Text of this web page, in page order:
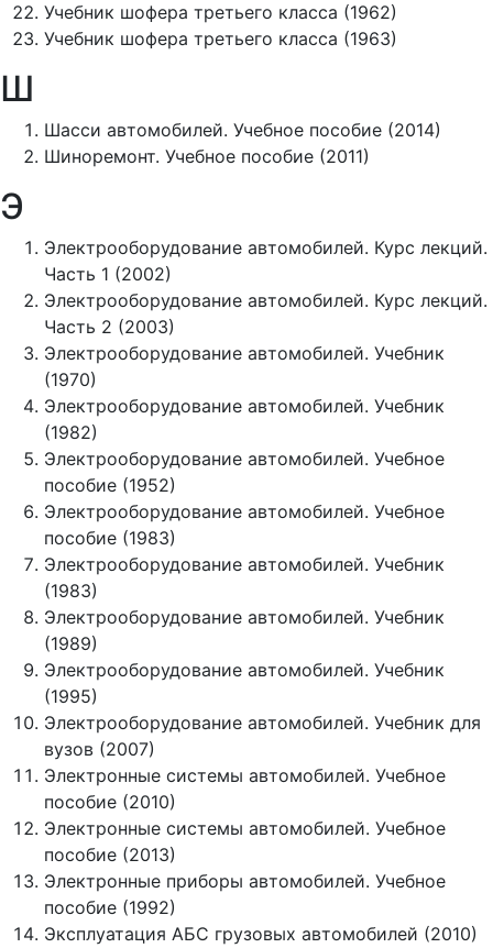
Учебник шофера третьего класса (1962)
Учебник шофера третьего класса (1963)
Ш
Шасси автомобилей. Учебное пособие (2014)
Шиноремонт. Учебное пособие (2011)
Э
Электрооборудование автомобилей. Курс лекций.
Часть 1 (2002)
Электрооборудование автомобилей. Курс лекций.
Часть 2 (2003)
Электрооборудование автомобилей. Учебник
(1970)
Электрооборудование автомобилей. Учебник
(1982)
Электрооборудование автомобилей. Учебное
пособие (1952)
Электрооборудование автомобилей. Учебное
пособие (1983)
Электрооборудование автомобилей. Учебник
(1983)
Электрооборудование автомобилей. Учебник
(1989)
Электрооборудование автомобилей. Учебник
(1995)
Электрооборудование автомобилей. Учебник для
вузов (2007)
Электронные системы автомобилей. Учебное
пособие (2010)
Электронные системы автомобилей. Учебное
пособие (2013)
Электронные приборы автомобилей. Учебное
пособие (1992)
Эксплуатация АБС грузовых автомобилей (2010)